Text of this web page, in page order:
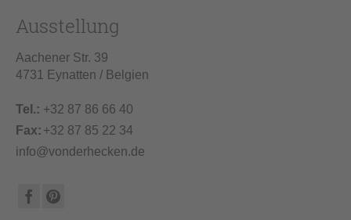
Ausstellung
Aachener Str. 39
4731 Eynatten / Belgien
Tel.: +32 87 86 66 40
Fax: +32 87 85 22 34
info@vonderhecken.de